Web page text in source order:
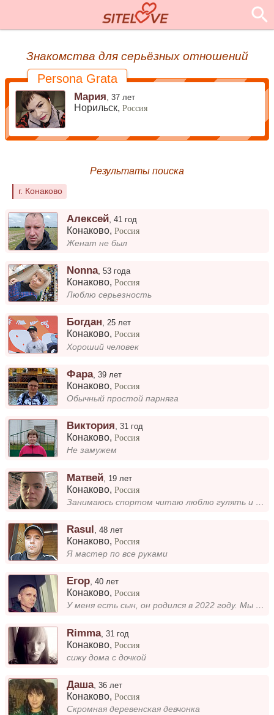
Знакомства для серьёзных отношений
Persona Grata
Мария ,37 лет
Норильск,Россия
Результаты поиска
г. Конаково
Алексей ,41 год
Конаково,Россия
Женат не был
Nonna,53 года
Конаково,Россия
Люблю серьезность
Богдан,25 лет
Конаково,Россия
Хороший человек
Фара,39 лет
Конаково,Россия
Обычный простой парняга
Виктория ,31 год
Конаково,Россия
Не замужем
Матвей 19 лет
Конаково,Россия
Занимаюсь спортом читаю люблю гулять и многое другое
Rasul ,48 лет
Конаково,Россия
Я мастер по все руками
Егор,40 лет
Конаково,Россия
У меня есть сын, он родился в 2022 году. Мы живём вместе.
Rimma,31 год
Конаково,Россия
сижу дома с дочкой
Даша,36 лет
Конаково,Россия
Скромная деревенская девчонка